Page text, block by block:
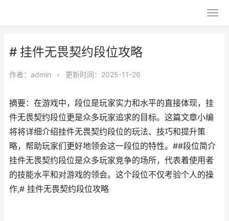
# 挂件无畏契约段位攻略
作者： admin • 更新时间：2025-11-26
摘要：在游戏中，段位是玩家实力和水平的直接体现，挂
件无畏契约段位更是众多玩家追求的目标。这篇文章小编
将将详细介绍挂件无畏契约段位的玩法、技巧和提升策
略，帮助玩家们更好地领会这一段位的特性。##段位简介
挂件无畏契约段位是众多玩家竞争的场所，代表着使用者
的技能水平和对游戏的领会。这个段位不仅考验个人的操
作,# 挂件无畏契约段位攻略